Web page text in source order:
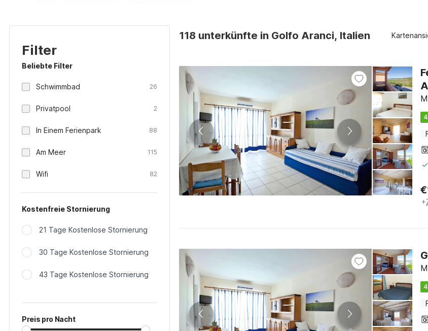
Filter
Beliebte Filter
Schwimmbad 26
Privatpool 2
In Einem Ferienpark 88
Am Meer 115
Wifi 82
Kostenfreie Stornierung
21 Tage Kostenlose Stornierung
30 Tage Kostenlose Stornierung
43 Tage Kostenlose Stornierung
Preis pro Nacht
118 unterkünfte in Golfo Aranci, Italien
€
+